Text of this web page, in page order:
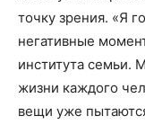
точку зрения. «Я
негативные
института семьи.
жизни каждого
вещи уже